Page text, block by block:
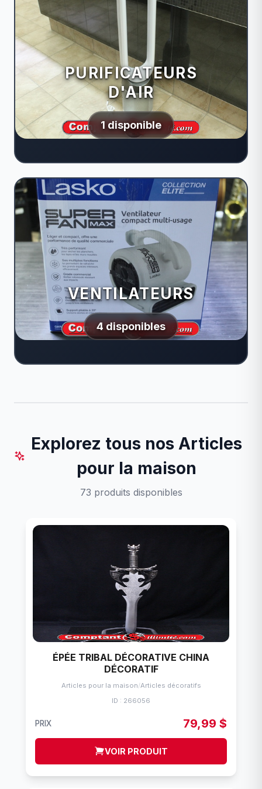
PURIFICATEURS
D'AIR
1 disponible
VENTILATEURS
4 disponibles
Explorez tous nos Articles
pour la maison
73 produits disponibles
ÉPÉE TRIBAL DÉCORATIVE CHINA
DÉCORATIF
Articles pour la maison/Articles décoratifs
ID : 266056
PRIX 79,99 $
VOIR PRODUIT